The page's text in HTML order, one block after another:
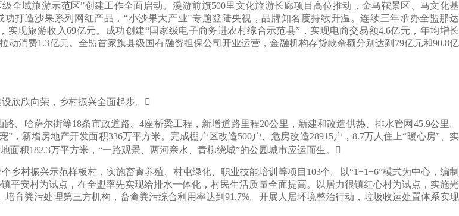
域旅游示范区”创建工作全面启动。漫游前旗500里文化旅游长廊项目高位推动，金马鞍景区、马文化基
打造沙果系列网红产品，“小沙果大产业”专题登陆央视，品牌知名度持续升温。连续三年承办全盟那达
现旅游收入69亿元。成功创建“国家级电子商务进农村综合示范县”，实现电商交易额4.6亿元，年均增长
动消费1.3亿元。全盟首家旗县级国有融资担保公司开业运营，金融机构存贷款余额分别达到79亿元和90.8亿
欣欣向荣，乡村振兴全面起步。
哈萨尔街等18条市政道路、4座桥梁工程，新增道路里程20公里，新建和改造供热、排水管网45.9公里。
新增房地产开发面积336万平方米。完成棚户区改造500户、危房改造28915户，8.7万人住上“暖心房”、实
积182.3万平方米，“一路观景、两河亲水、青柳绕城”的公园城市应运而生。
振兴示范样板村，实施畜禽养殖、村屯绿化、职业技能培训等项目103个。以“1+1+6”模式为中心，编制
平安村为试点，在全盟率先实现给排水一体化，村民生活质量全面提高。以居力很镇红心村为试点，实施光
育粪污处理第三方机构，畜禽粪污综合利用率达到91.7%。开展人居环境整治行动，垃圾收运处置体系实现